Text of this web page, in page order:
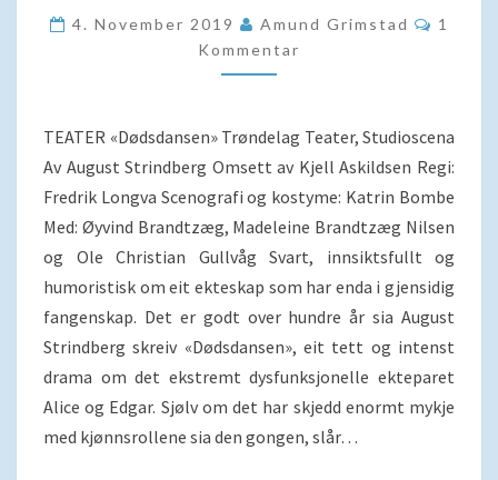
EIT
FANGENSKAP
4. November 2019 Amund Grimstad
1
Kommentar
TEATER «Dødsdansen» Trøndelag Teater, Studioscena
Av August Strindberg Omsett av Kjell Askildsen Regi:
Fredrik Longva Scenografi og kostyme: Katrin Bombe
Med: Øyvind Brandtzæg, Madeleine Brandtzæg Nilsen
og Ole Christian Gullvåg Svart, innsiktsfullt og
humoristisk om eit ekteskap som har enda i gjensidig
fangenskap. Det er godt over hundre år sia August
Strindberg skreiv «Dødsdansen», eit tett og intenst
drama om det ekstremt dysfunksjonelle ekteparet
Alice og Edgar. Sjølv om det har skjedd enormt mykje
med kjønnsrollene sia den gongen, slår…